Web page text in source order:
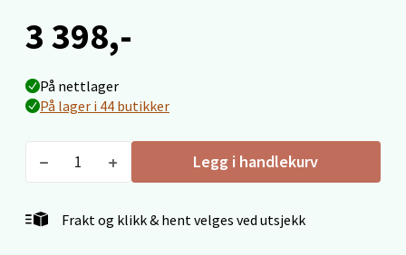
3 398,-
På nettlager
På lager i 44 butikker
Legg i handlekurv
Frakt og klikk & hent velges ved utsjekk
Trondheim - Sirkus Shopping
Falkenborgveien 5, 7044 Trondheim
Åpent i dag 09-21
Velg